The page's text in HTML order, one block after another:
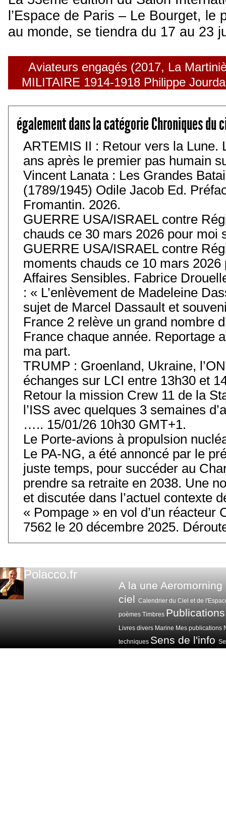
l’Espace de Paris – Le Bourget, le
au monde, se tiendra du 17 au 23
Aviateurs engagés (2017, La
MILITAIRE 1914-1918 Philippe
également dans la catégorie Chroniques du
ARTEMIS II : Retour vers la Lune.
ans après le premier pas humain
Vincent Lanata : Les Grandes
(1789/1945) Odile Jacob Ed.
Fromantin. 2026.
GUERRE USA/ISRAEL contre
chauds ce 30 mars 2026 pour moi
GUERRE USA/ISRAEL contre
moments chauds ce 10 mars
Affaires Sensibles. Fabrice
: « L’enlèvement de Madeleine
sujet de Marcel Dassault et
France 2 relève un grand nombre
France chaque année. Reportage
ma part.
TRUMP : Groenland, Ukraine,
échanges sur LCI entre 13h30 et
Retour la mission Crew 11 de la
l’ISS avec quelques 3 semaines
….. 15/01/26 10h30 GMT+1.
Le Porte-avions à propulsion
Le PA-NG, a été annoncé par le
juste temps, pour succéder au
prendre sa retraite en 2038. Une
et discutée dans l’actuel contexte
« Pompage » en vol d’un réacteur
7562 le 20 décembre 2025.
Polacco.fr
A la une Aeromorning
ciel Calendrier du Ciel et de
poèmes Timbres Publications
Livres divers Marine Mes publications
techniques Sens de l'info